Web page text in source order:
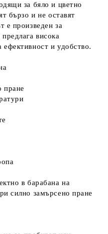
за бяло и цветно
бързо и не оставят
е произведен за
висока
ефективност и удобство.
пране
в барабана на
силно замърсено пране